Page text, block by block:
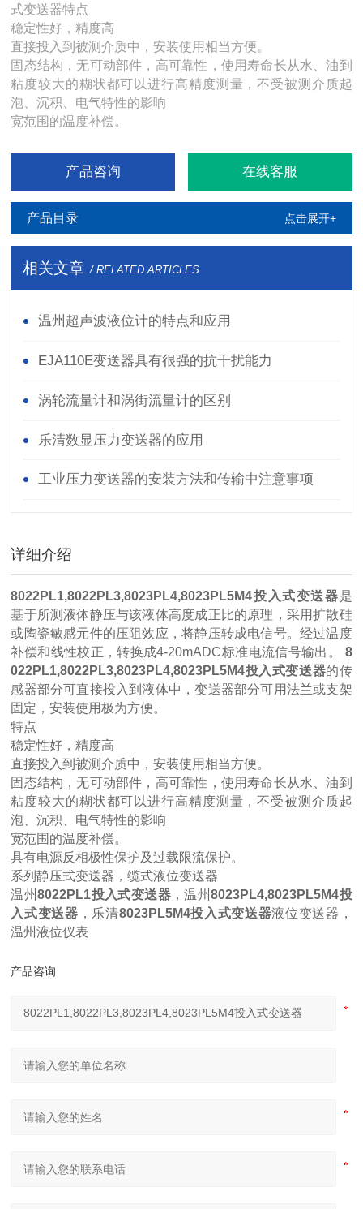
式变送器特点
稳定性好，精度高
直接投入到被测介质中，安装使用相当方便。
固态结构，无可动部件，高可靠性，使用寿命长从水、油到
粘度较大的糊状都可以进行高精度测量，不受被测介质起
泡、沉积、电气特性的影响
宽范围的温度补偿。
产品咨询 在线客服
产品目录 点击展开+
相关文章 / RELATED ARTICLES
温州超声波液位计的特点和应用
EJA110E变送器具有很强的抗干扰能力
涡轮流量计和涡街流量计的区别
乐清数显压力变送器的应用
工业压力变送器的安装方法和传输中注意事项
详细介绍
8022PL1,8022PL3,8023PL4,8023PL5M4投入式变送器是
基于所测液体静压与该液体高度成正比的原理，采用扩散硅
或陶瓷敏感元件的压阻效应，将静压转成电信号。经过温度
补偿和线性校正，转换成4-20mADC标准电流信号输出。 8
022PL1,8022PL3,8023PL4,8023PL5M4投入式变送器的传
感器部分可直接投入到液体中，变送器部分可用法兰或支架
固定，安装使用极为方便。
特点
稳定性好，精度高
直接投入到被测介质中，安装使用相当方便。
固态结构，无可动部件，高可靠性，使用寿命长从水、油到
粘度较大的糊状都可以进行高精度测量，不受被测介质起
泡、沉积、电气特性的影响
宽范围的温度补偿。
具有电源反相极性保护及过载限流保护。
系列静压式变送器，缆式液位变送器
温州8022PL1投入式变送器 ，温州8023PL4,8023PL5M4投
入式变送器 ，乐清8023PL5M4投入式变送器液位变送器，
温州液位仪表
产品咨询